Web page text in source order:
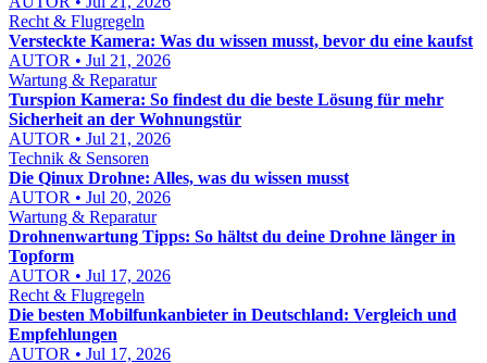
Recht & Flugregeln
Versteckte Kamera: Was du wissen musst, bevor du eine kaufst
AUTOR • Jul 21, 2026
Wartung & Reparatur
Turspion Kamera: So findest du die beste Lösung für mehr
Sicherheit an der Wohnungstür
AUTOR • Jul 21, 2026
Technik & Sensoren
Die Qinux Drohne: Alles, was du wissen musst
AUTOR • Jul 20, 2026
Wartung & Reparatur
Drohnenwartung Tipps: So hältst du deine Drohne länger in
Topform
AUTOR • Jul 17, 2026
Recht & Flugregeln
Die besten Mobilfunkanbieter in Deutschland: Vergleich und
Empfehlungen
AUTOR • Jul 17, 2026